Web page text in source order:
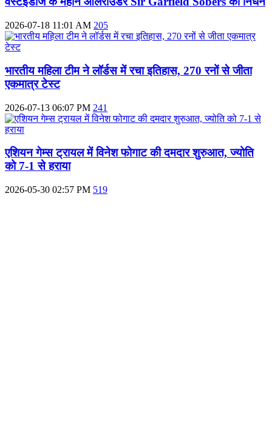
2026-07-18 11:01 AM 205
भारतीय महिला टीम ने लॉर्डस में रचा इतिहास, 270 रनों से जीता
एकमात्र टेस्ट
2026-07-13 06:07 PM 241
एशियन गेम्स ट्रायल में विनेश फोगाट की दमदार शुरुआत, ज्योति
को 7-1 से हराया
2026-05-30 02:57 PM 519